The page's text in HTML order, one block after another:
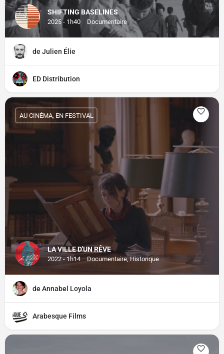
SHIFTING BASELINES
2025 - 1h40 Documentaire
de Julien Élie
ED Distribution
LA VILLE D'UN RÊVE
2022 - 1h14 Documentaire, Historique
AU CINÉMA, EN FESTIVAL
de Annabel Loyola
Arabesque Films